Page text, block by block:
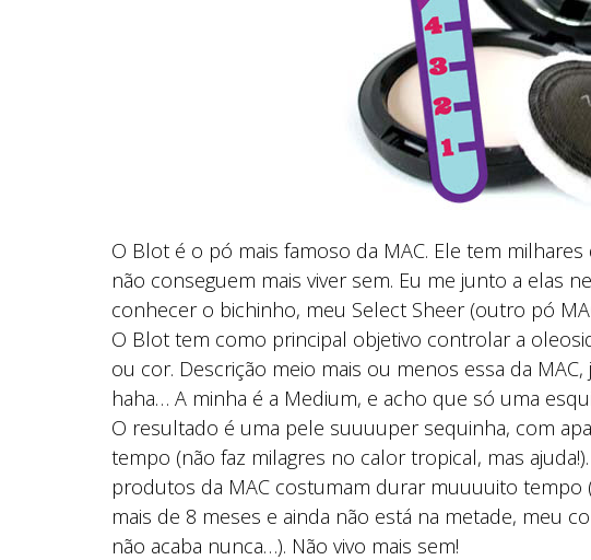
O Blot é o pó mais famoso da MAC. Ele tem
não conseguem mais viver sem. Eu me junto a elas
conhecer o bichinho, meu Select Sheer (outro pó
O Blot tem como principal objetivo controlar a
ou cor. Descrição meio mais ou menos essa da
haha… A minha é a Medium, e acho que só uma
O resultado é uma pele suuuuper sequinha, com
tempo (não faz milagres no calor tropical, mas
produtos da MAC costumam durar muuuuito tempo
mais de 8 meses e ainda não está na metade, meu
não acaba nunca…). Não vivo mais sem!